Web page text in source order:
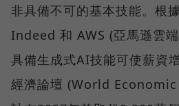
非具備不可的基本技能。根
Indeed 和 AWS (亞馬遜雲
具備生成式AI技能可使薪資
經濟論壇 (World